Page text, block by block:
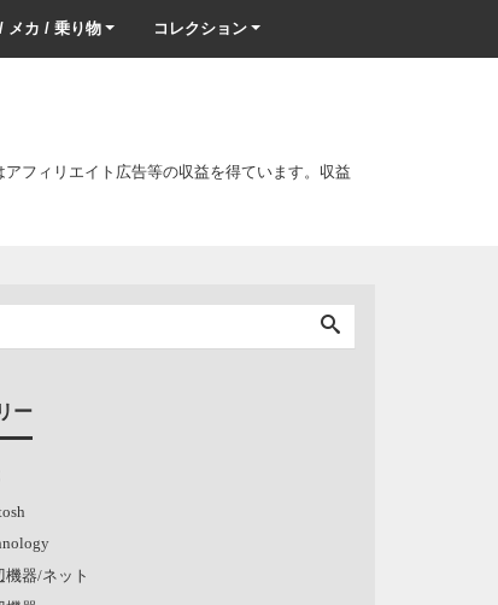
メカ / 乗り物 コレクション
フィリエイト広告等の収益を得ています。収益
ー
機器/ネット